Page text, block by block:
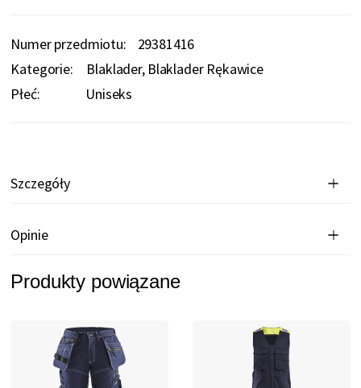
Numer przedmiotu
29381416
Kategorie:
Blaklader Blaklader Rękawice
Płeć:
Uniseks
Szczegóły
Opinie
Produkty powiązane